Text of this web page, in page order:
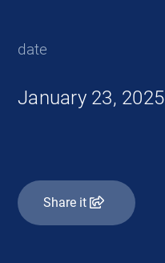
date
January 23, 2025
Share it